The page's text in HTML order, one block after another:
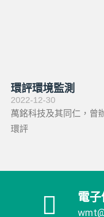
環評環境監測
2022-12-30
萬銘科技及其同仁，曾
環評
電